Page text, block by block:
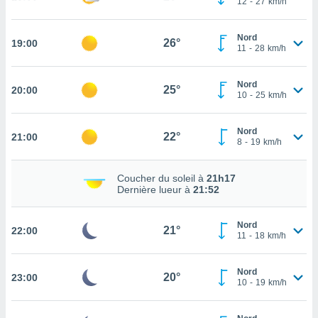
de
votre
le
des
19:00 26°
Nord
11 - 28 km/h
20:00 25°
Nord
10 - 25 km/h
21:00 22°
Nord
8 - 19 km/h
Coucher du soleil à 21h17
Dernière lueur à 21:52
22:00 21°
Nord
11 - 18 km/h
23:00 20°
Nord
10 - 19 km/h